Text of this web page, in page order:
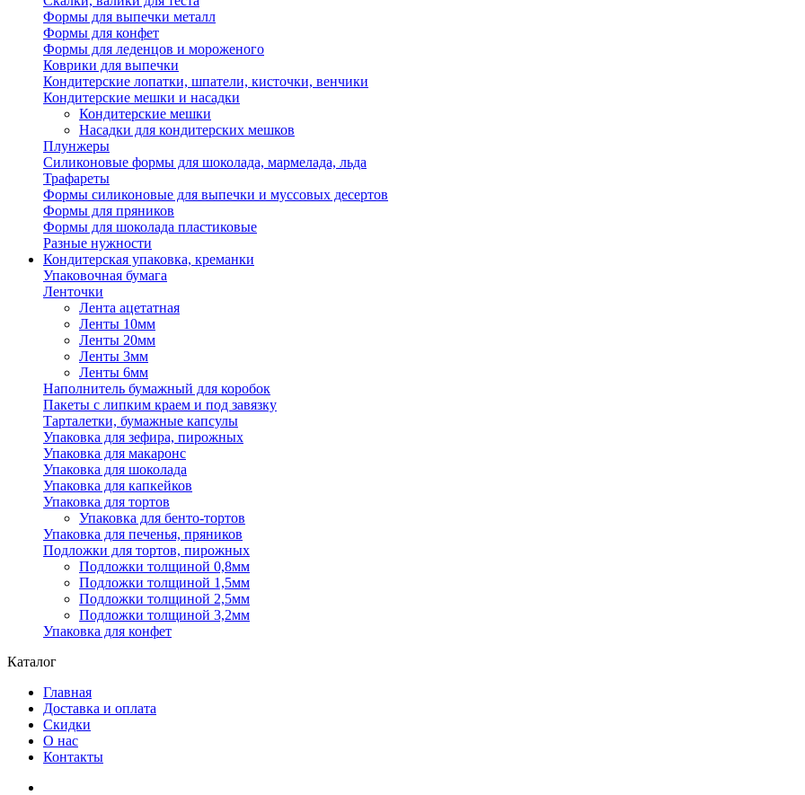
Формы для выпечки металл
Формы для конфет
Формы для леденцов и мороженого
Коврики для выпечки
Кондитерские лопатки, шпатели, кисточки, венчики
Кондитерские мешки и насадки
Кондитерские мешки
Насадки для кондитерских мешков
Плунжеры
Силиконовые формы для шоколада, мармелада, льда
Трафареты
Формы силиконовые для выпечки и муссовых десертов
Формы для пряников
Формы для шоколада пластиковые
Разные нужности
Кондитерская упаковка, креманки
Упаковочная бумага
Ленточки
Лента ацетатная
Ленты 10мм
Ленты 20мм
Ленты 3мм
Ленты 6мм
Наполнитель бумажный для коробок
Пакеты с липким краем и под завязку
Тарталетки, бумажные капсулы
Упаковка для зефира, пирожных
Упаковка для макаронс
Упаковка для шоколада
Упаковка для капкейков
Упаковка для тортов
Упаковка для бенто-тортов
Упаковка для печенья, пряников
Подложки для тортов, пирожных
Подложки толщиной 0,8мм
Подложки толщиной 1,5мм
Подложки толщиной 2,5мм
Подложки толщиной 3,2мм
Упаковка для конфет
Каталог
Главная
Доставка и оплата
Скидки
О нас
Контакты